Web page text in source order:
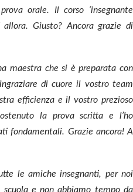
orale. Il corso ‘insegnante
allora. Giusto? Ancora grazie di
maestra che si è preparata con
di cuore il vostro team
efficienza e il vostro prezioso
la prova scritta e l’ho
fondamentali. Grazie ancora! A
le amiche insegnanti, per noi
e non abbiamo tempo da